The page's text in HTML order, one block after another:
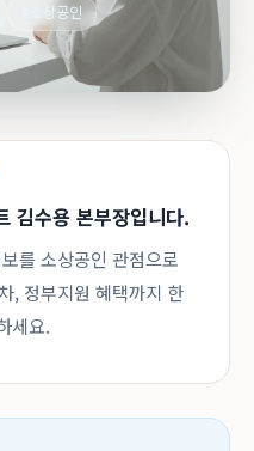
#소상공인
김수용 본부장입니다.
를 소상공인 관점으로
, 정부지원 혜택까지 한
세요.